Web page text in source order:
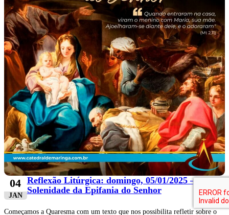
04
JAN
Reflexão Litúrgica: domingo, 05/01/2025 –
Solenidade da Epifania do Senhor
Começamos a Quaresma com um texto que nos possibilita refletir sobre o